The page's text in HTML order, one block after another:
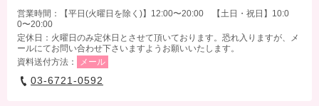
営業時間：【平日(火曜日を除く)】12:00〜20:00 【土日・祝日】10:0
0〜20:00
定休日：火曜日のみ定休日とさせて頂いております。恐れ入りますが、メ
ールにてお問い合わせ下さいますようお願いいたします。
資料送付方法：
メール
03-6721-0592